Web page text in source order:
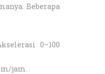
Beberapa
0–100
jam.